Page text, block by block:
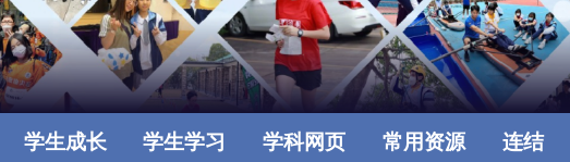
学生成长 学生学习 学科网页 常用资源 连结